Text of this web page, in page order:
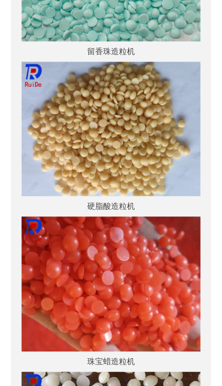
留香珠造粒机
硬脂酸造粒机
珠宝蜡造粒机